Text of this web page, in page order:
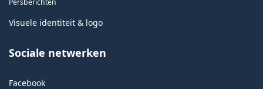
Persberichten
Visuele identiteit & logo
Sociale netwerken
Facebook